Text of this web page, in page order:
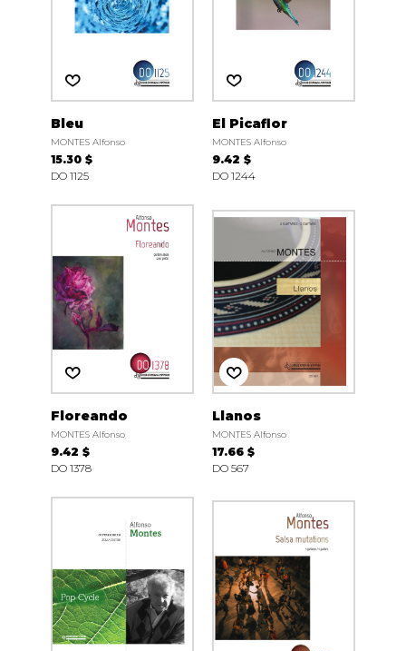
Bleu
MONTES Alfonso
15.30 $
DO 1125
El Picaflor
MONTES Alfonso
9.42 $
DO 1244
Floreando
MONTES Alfonso
9.42 $
DO 1378
Llanos
MONTES Alfonso
17.66 $
DO 567